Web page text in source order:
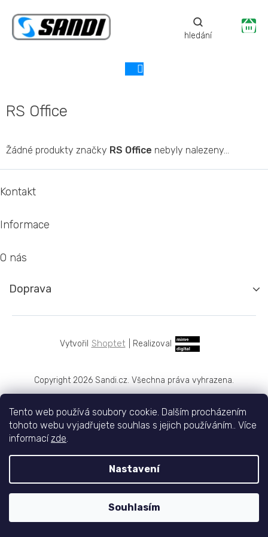
Tento web používá soubory cookie. Dalším procházením
tohoto webu vyjadřujete souhlas s jejich používáním.. Více
informacízde.
Nastavení
Souhlasím
obsah
RS Office
Žádné produkty značky RS Office nebyly nalezeny...
á
t
Kontakt
Informace
O nás
Doprava
Shoptet Realizoval
Copyright 2026 Sandi.cz. Všechna práva vyhrazena.